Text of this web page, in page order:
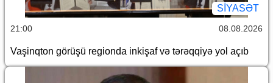
SİYASƏT
21:00 08.08.2026
Vaşinqton görüşü regionda inkişaf və tərəqqiyə yol açıb